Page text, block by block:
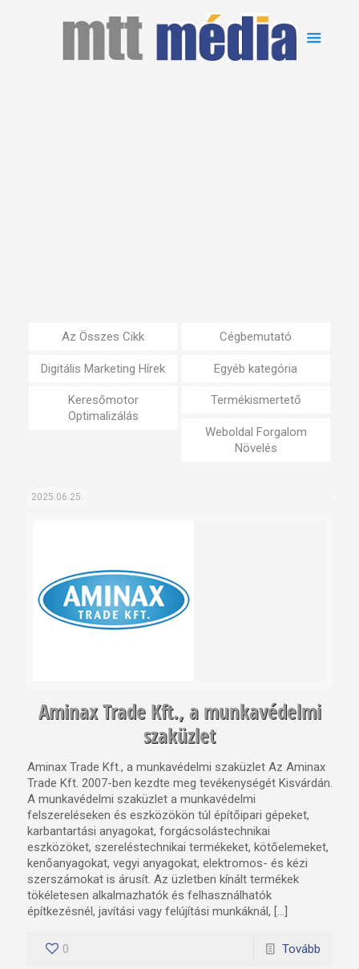
Az Összes Cikk Cégbemutató
Digitális Marketing Hírek Egyéb kategória
Keresőmotor
Optimalizálás
Termékismertető
Weboldal Forgalom
Növelés
2025.06.25.
Aminax Trade Kft., a munkavédelmi
szaküzlet
Aminax Trade Kft., a munkavédelmi szaküzlet Az Aminax
Trade Kft. 2007-ben kezdte meg tevékenységét Kisvárdán.
A munkavédelmi szaküzlet a munkavédelmi
felszereléseken és eszközökön túl építőipari gépeket,
karbantartási anyagokat, forgácsolástechnikai
eszközöket, szereléstechnikai termékeket, kötőelemeket,
kenőanyagokat, vegyi anyagokat, elektromos- és kézi
szerszámokat is árusít. Az üzletben kínált termékek
tökéletesen alkalmazhatók és felhasználhatók
építkezésnél, javítási vagy felújítási munkáknál, […]
0 Tovább